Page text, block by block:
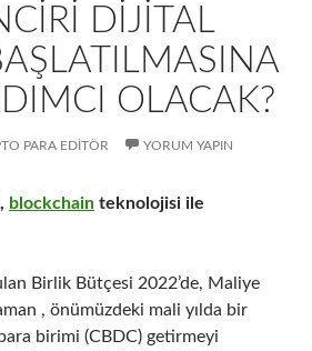
DIJITAL
OLACAK?
PARA EDITÖR YORUM YAPIN
blockchain teknolojisi ile
Birlik Bütçesi 2022’de, Maliye
, önümüzdeki mali yılda bir
birimi (CBDC) getirmeyi